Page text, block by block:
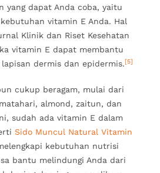
yang dapat Anda coba, yaitu
vitamin E Anda. Hal
Klinik dan Riset Kesehatan
vitamin E dapat membantu
dermis dan epidermis.[5]
cukup beragam, mulai dari
almond, zaitun, dan
sudah ada vitamin E dalam
Sido Muncul Natural Vitamin
kebutuhan nutrisi
bantu melindungi Anda dari